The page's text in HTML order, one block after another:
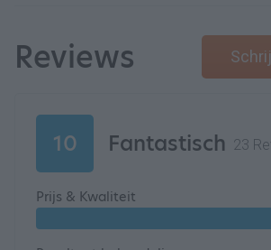
Reviews
10 Fantastisch 23
Prijs & Kwaliteit